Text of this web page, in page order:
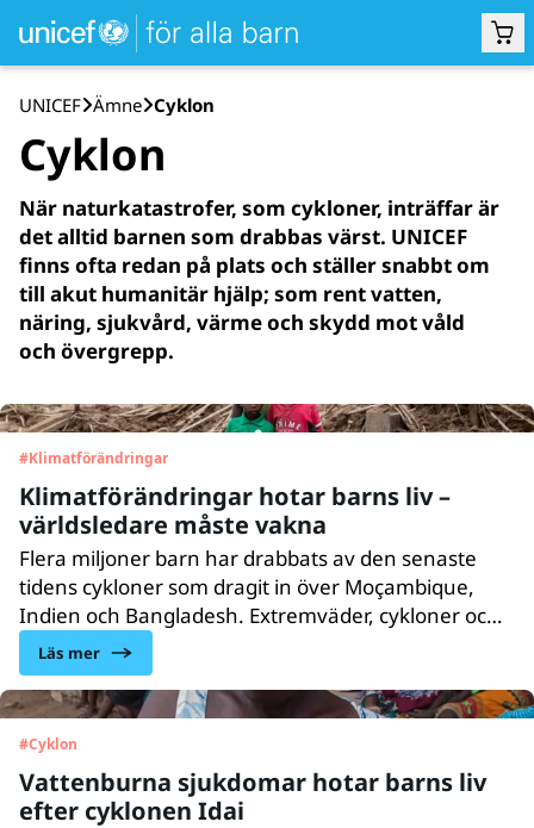
UNICEF Ämne Cyklon
Cyklon
När naturkatastrofer, som cykloner, inträffar är
det alltid barnen som drabbas värst. UNICEF
finns ofta redan på plats och ställer snabbt om
till akut humanitär hjälp; som rent vatten,
näring, sjukvård, värme och skydd mot våld
och övergrepp.
#Klimatförändringar
Klimatförändringar hotar barns liv –
världsledare måste vakna
Flera miljoner barn har drabbats av den senaste
tidens cykloner som dragit in över Moçambique,
Indien och Bangladesh. Extremväder, cykloner och
översvämningar, till följd av klimatförändringar, blir
allt vanligare. UNICEF är oroade eftersom redan
utsatta barn råkar mest illa ut.
Läs mer
#Cyklon
Vattenburna sjukdomar hotar barns liv
efter cyklonen Idai